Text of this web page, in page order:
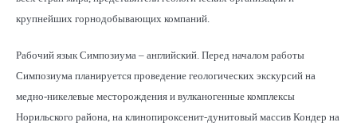
крупнейших горнодобывающих компаний.
Рабочий язык Симпозиума – английский. Перед началом работы
Симпозиума планируется проведение геологических экскурсий на
медно-никелевые месторождения и вулканогенные комплексы
Норильского района, на клинопироксенит-дунитовый массив Кондер на